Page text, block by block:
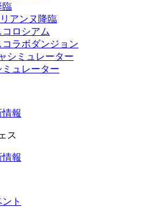
臨
アンヌ降臨
ロシアム
ラボダンジョン
シミュレーター
ミュレーター
報
ス
報
ト